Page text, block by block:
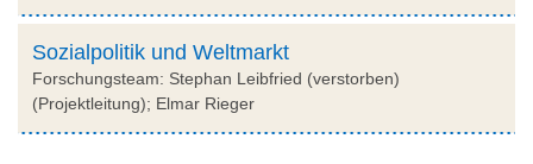
Sozialpolitik und Weltmarkt
Forschungsteam: Stephan Leibfried (verstorben)
(Projektleitung); Elmar Rieger